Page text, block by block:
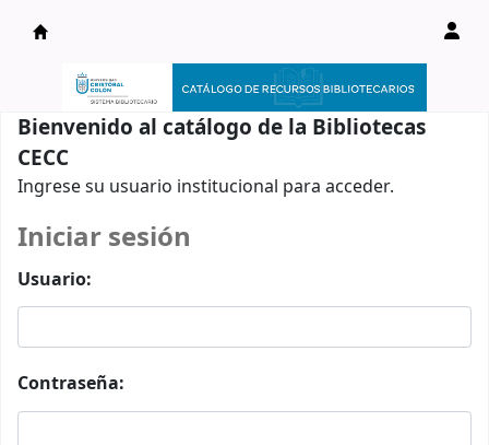
Catálogo en línea
Bienvenido al catálogo de la Bibliotecas
CECC
Ingrese su usuario institucional para acceder.
Iniciar sesión
Usuario:
Contraseña: